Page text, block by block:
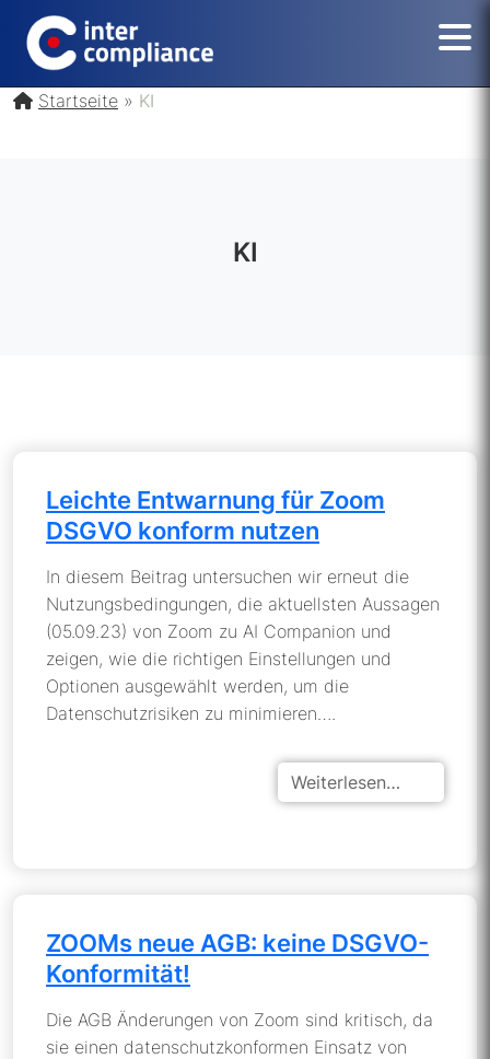
Startseite » KI
KI
Leichte Entwarnung für Zoom
DSGVO konform nutzen
In diesem Beitrag untersuchen wir erneut die
Nutzungsbedingungen, die aktuellsten Aussagen
(05.09.23) von Zoom zu AI Companion und
zeigen, wie die richtigen Einstellungen und
Optionen ausgewählt werden, um die
Datenschutzrisiken zu minimieren….
Weiterlesen…
ZOOMs neue AGB: keine DSGVO-
Konformität!
Die AGB Änderungen von Zoom sind kritisch, da
sie einen datenschutzkonformen Einsatz von